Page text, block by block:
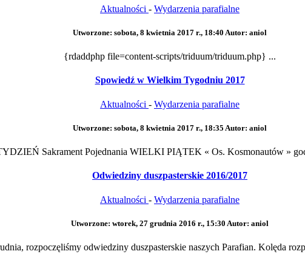
Aktualności - Wydarzenia parafialne
Utworzone: sobota, 8 kwietnia 2017 r., 18:40 Autor: aniol
{rdaddphp file=content-scripts/triduum/triduum.php} ...
Spowiedź w Wielkim Tygodniu 2017
Aktualności - Wydarzenia parafialne
Utworzone: sobota, 8 kwietnia 2017 r., 18:35 Autor: aniol
Sakrament Pojednania WIELKI PIĄTEK « Os. Kosmonautów »
Odwiedziny duszpasterskie 2016/2017
Aktualności - Wydarzenia parafialne
Utworzone: wtorek, 27 grudnia 2016 r., 15:30 Autor: aniol
rozpoczęliśmy odwiedziny duszpasterskie naszych Parafian. Kolęda